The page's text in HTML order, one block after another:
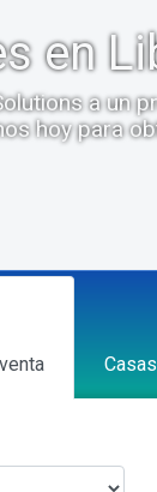
en
a un
hoy para